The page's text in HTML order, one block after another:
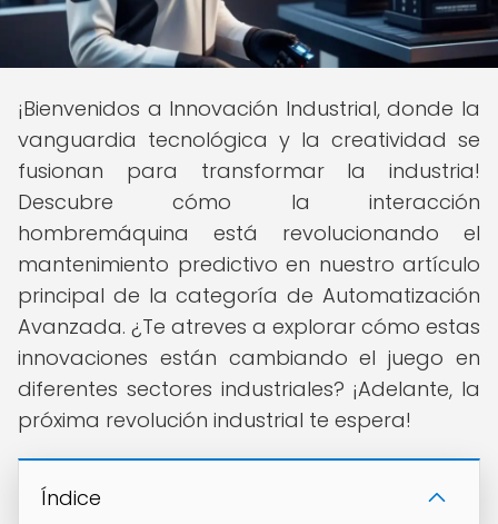
¡Bienvenidos a Innovación Industrial, donde la
vanguardia tecnológica y la creatividad se
fusionan para transformar la industria!
Descubre cómo la interacción
hombremáquina está revolucionando el
mantenimiento predictivo en nuestro artículo
principal de la categoría de Automatización
Avanzada. ¿Te atreves a explorar cómo estas
innovaciones están cambiando el juego en
diferentes sectores industriales? ¡Adelante, la
próxima revolución industrial te espera!
Índice